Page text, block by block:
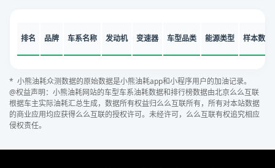
排名 品牌 车系名称 发动机 变速器 车型品类 能源类型 样本数
* 小熊油耗众测数据的原始数据是小熊油耗app和小程序用户的加油记录。
@权益声明：小熊油耗网站的车型车系油耗数据和排行榜数据由北京么么互联
根据车主实际油耗汇总生成，数据所有权益归么么互联所有，所有对本站数据
的商业应用均应获得么么互联的授权许可。未经许可，么么互联有权追究相应
侵权责任。